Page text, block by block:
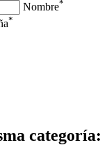
Nombre*
*
categoría: